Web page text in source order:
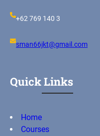
+62 769 140 3
sman66jkt@gmail.com
Quick Links
Home
Courses